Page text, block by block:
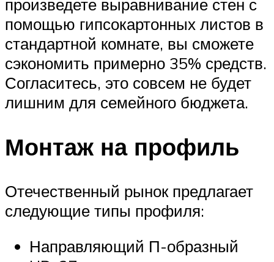
произведете выравнивание стен с
помощью гипсокартонных листов в
стандартной комнате, вы сможете
сэкономить примерно 35% средств.
Согласитесь, это совсем не будет
лишним для семейного бюджета.
Монтаж на профиль
Отечественный рынок предлагает
следующие типы профиля:
Направляющий П-образный